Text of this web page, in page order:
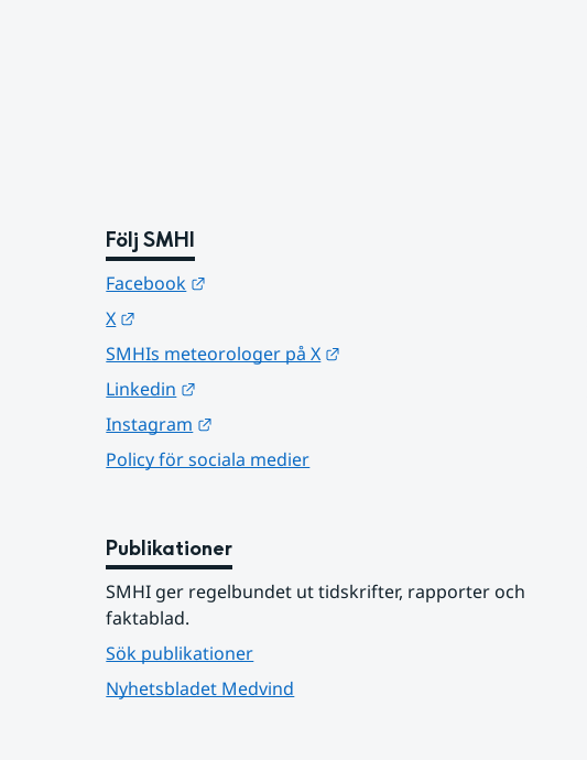
Följ SMHI
Facebook
X
SMHIs meteorologer på X
Linkedin
Instagram
Policy för sociala medier
Publikationer
SMHI ger regelbundet ut tidskrifter, rapporter och
faktablad.
Sök publikationer
Nyhetsbladet Medvind